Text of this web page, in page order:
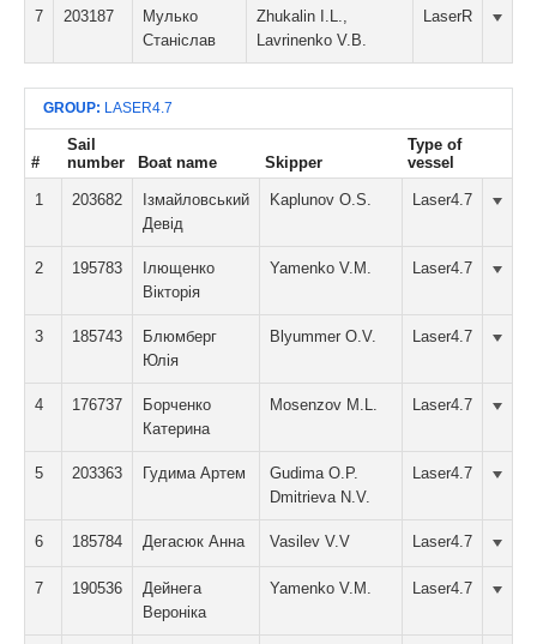
7 203187
Мулько
Станіслав
Zhukalin I.L.,
Lavrinenko V.B.
LaserR
GROUP: LASER4.7
#
Sail
number
Boat name Skipper
Type of
vessel
1 203682
Ізмайловський
Девід
Kaplunov O.S. Laser4.7
2 195783
Ілющенко
Вікторія
Yamenko V.M. Laser4.7
3 185743
Блюмберг
Юлія
Blyummer O.V. Laser4.7
4 176737
Борченко
Катерина
Mosenzov M.L. Laser4.7
5 203363 Гудима Артем
Gudima O.P.
Dmitrieva N.V.
Laser4.7
6 185784 Дегасюк Анна Vasilev V.V Laser4.7
7 190536
Дейнега
Вероніка
Yamenko V.M. Laser4.7